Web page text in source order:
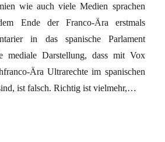
wie auch viele Medien sprachen
Ende der Franco-Ära erstmals
in das spanische Parlament
mediale Darstellung, dass mit Vox
Ära Ultrarechte im spanischen
ist falsch. Richtig ist vielmehr,…
EU seit deren Gründung“